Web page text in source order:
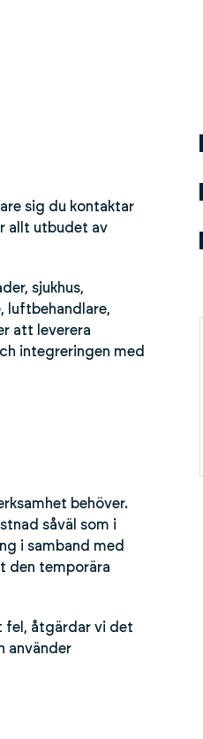
sig du kontaktar
allt utbudet av
sjukhus,
luftbehandlare,
att leverera
integreringen med
behöver.
såväl som i
i samband med
den temporära
fel, åtgärdar vi det
använder